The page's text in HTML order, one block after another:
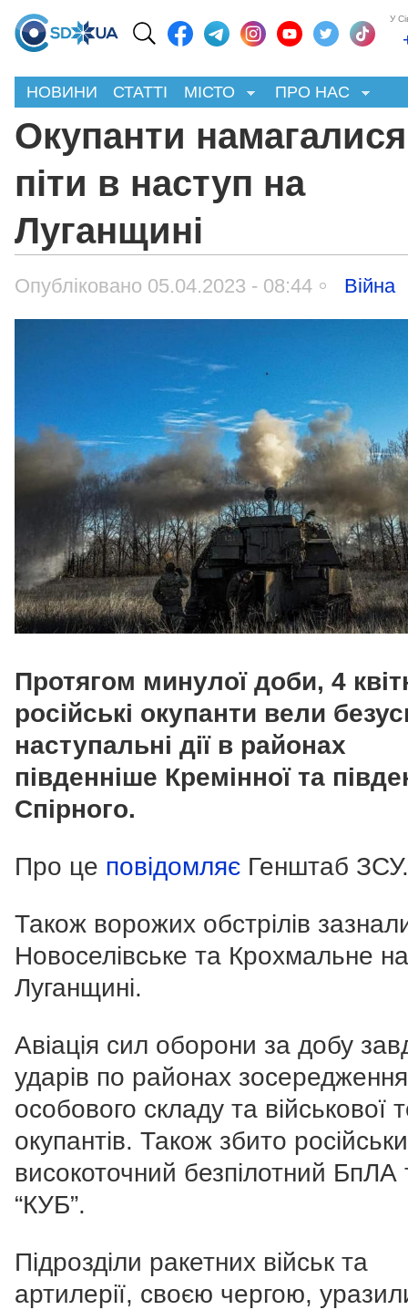
У
НОВИНИ СТАТТІ МІСТО ПРО НАС
Окупанти намагалися
піти в наступ на
Луганщині
Опубліковано 05.04.2023 - 08:44 Війна
Протягом минулої доби, 4
російські окупанти вели
наступальні дії в районах
південніше Кремінної та
Спірного.
Про це повідомляє Генштаб ЗСУ.
Також ворожих обстрілів
Новоселівське та Крохмальне на
Луганщині.
Авіація сил оборони за добу
ударів по районах зосередження
особового складу та військової
окупантів. Також збито
високоточний безпілотний БпЛА
“КУБ”.
Підрозділи ракетних військ та
артилерії, своєю чергою,